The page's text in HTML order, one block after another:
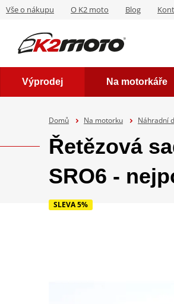
Vše o nákupu O K2 moto Blog
Výprodej Na motorkáře
Domů Na motorku Náhradní
Řetězová
SRO6 -
SLEVA 5%